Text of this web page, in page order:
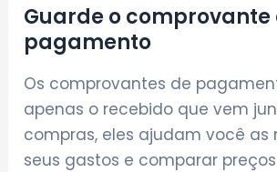
Guarde o comprovante
pagamento
Os comprovantes de
apenas o recebido que vem
compras, eles ajudam você as
seus gastos e comparar